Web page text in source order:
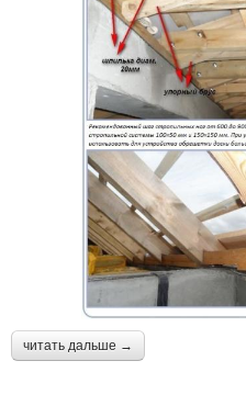
читать дальше →